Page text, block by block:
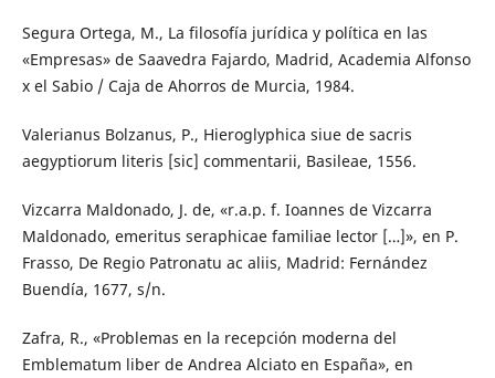
Segura Ortega, M., La filosofía jurídica y política en las
«Empresas» de Saavedra Fajardo, Madrid, Academia Alfonso
x el Sabio / Caja de Ahorros de Murcia, 1984.
Valerianus Bolzanus, P., Hieroglyphica siue de sacris
aegyptiorum literis [sic] commentarii, Basileae, 1556.
Vizcarra Maldonado, J. de, «r.a.p. f. Ioannes de Vizcarra
Maldonado, emeritus seraphicae familiae lector […]», en P.
Frasso, De Regio Patronatu ac aliis, Madrid: Fernández
Buendía, 1677, s/n.
Zafra, R., «Problemas en la recepción moderna del
Emblematum liber de Andrea Alciato en España», en